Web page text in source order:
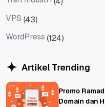
VPS (43)
WordPress (124)
Artikel Trending
Promo
Domain dan